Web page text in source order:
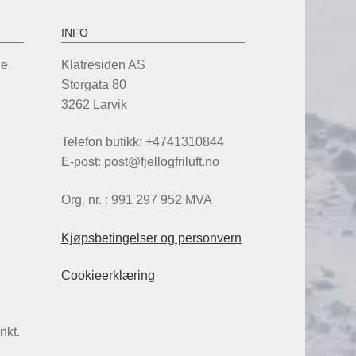
INFO
Klatresiden AS
Storgata 80
3262 Larvik
Telefon butikk: +4741310844
E-post: post@fjellogfriluft.no
Org. nr. : 991 297 952 MVA
Kjøpsbetingelser og personvern
Cookieerklæring